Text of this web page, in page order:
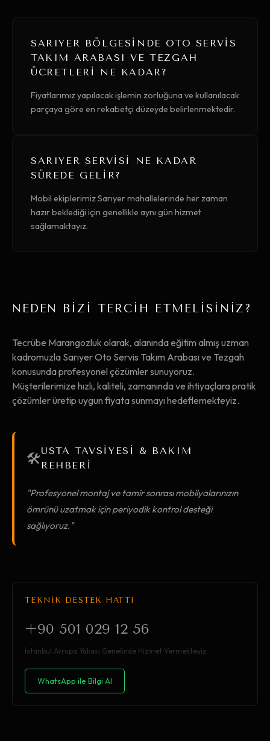
SARIYER BÖLGESINDE OTO SERVIS
TAKIM ARABASI VE TEZGAH
ÜCRETLERI NE KADAR?
Fiyatlarımız yapılacak işlemin zorluğuna ve kullanılacak
parçaya göre en rekabetçi düzeyde belirlenmektedir.
SARIYER SERVISI NE KADAR
SÜREDE GELIR?
Mobil ekiplerimiz Sarıyer mahallelerinde her zaman
hazır beklediği için genellikle aynı gün hizmet
sağlamaktayız.
NEDEN BİZİ TERCİH ETMELİSİNİZ?
Tecrübe Marangozluk olarak, alanında eğitim almış uzman
kadromuzla Sarıyer Oto Servis Takım Arabası ve Tezgah
konusunda profesyonel çözümler sunuyoruz.
Müşterilerimize hızlı, kaliteli, zamanında ve ihtiyaçlara pratik
çözümler üretip uygun fiyata sunmayı hedeflemekteyiz.
🛠️USTA TAVSİYESİ & BAKIM
REHBERİ
"Profesyonel montaj ve tamir sonrası mobilyalarınızın
ömrünü uzatmak için periyodik kontrol desteği
sağlıyoruz."
TEKNİK DESTEK HATTI
+90 501 029 12 56
İstanbul Avrupa Yakası Genelinde Hizmet Vermekteyiz.
WhatsApp ile Bilgi Al